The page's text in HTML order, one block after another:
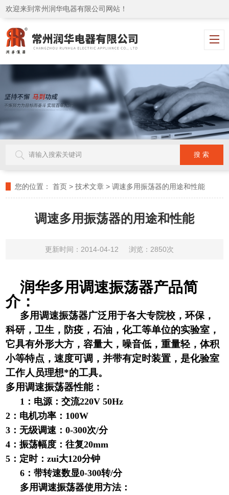
欢迎来到常州润华电器有限公司网站！
您的位置： 首页 >技术文章 >调速多用振荡器的用途和性能
调速多用振荡器的用途和性能
更新时间：2014-04-12 浏览：2850次
润华多用调速振荡器产品简
介：
多用调速振荡器广泛用于各大专院校，环保，
科研，卫生，防疫，石油，化工等单位的实验室，
它具有外形大方，容量大，噪音低，重量轻，体积
小等特点，速度可调，并带有定时装置，是化验室
工作人员理想*的工具。
多用调速振荡器性能：
1 ：电源：交流220V 50Hz
2：电机功率：100W
3：无级调速：0-300次/分
4：振荡幅度：往复20mm
5：定时：zui大120分钟
6 ：带转速数显0-300转/分
多用调速振荡器使用方法：